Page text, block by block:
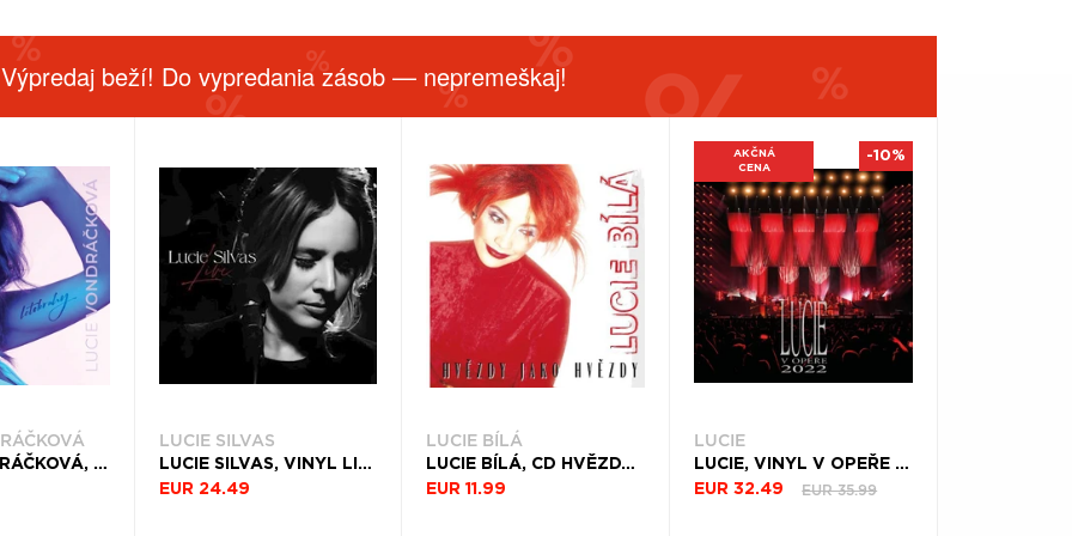
beží! Do vypredania zásob — nepremeškaj!
LUCIE VONDRÁČKOVÁ, CD LETOKRUHY
LUCIE SILVAS
LUCIE SILVAS, VINYL LIVE
EUR 24.49
LUCIE BÍLÁ
LUCIE BÍLÁ, CD HVĚZDY JAKO HVĚZDY (25TH ANNIVERSARY REMASTERED EDITION)
EUR 11.99
AKČNÁ
CENA
LUCIE
LUCIE, VINYL V OPEŘE 2022
EUR 32.49
EUR 35.99
-10%